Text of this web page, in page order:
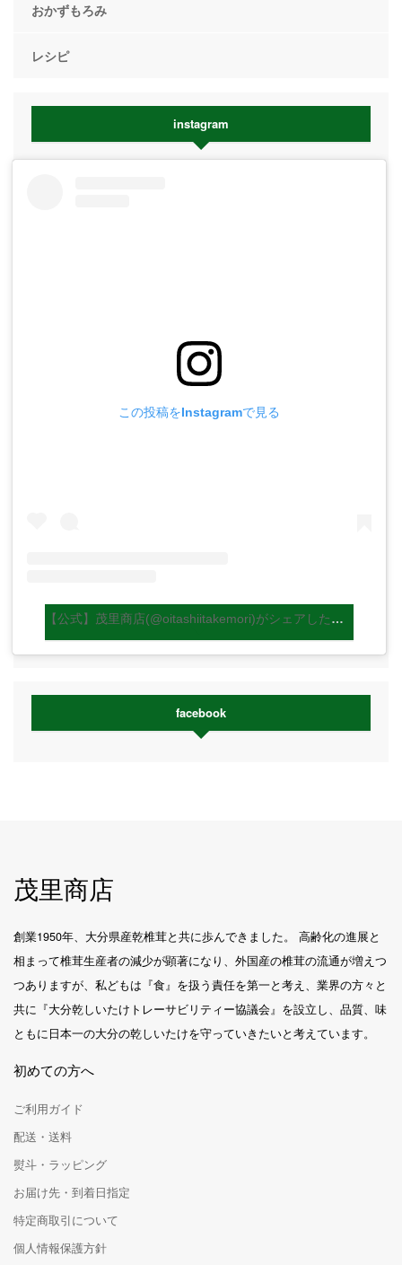
おかずもろみ
レシピ
instagram
この投稿をInstagramで見る
【公式】茂里商店(@oitashiitakemori)がシェアした投稿
facebook
茂里商店
創業1950年、大分県産乾椎茸と共に歩んできました。 高齢化の進展と
相まって椎茸生産者の減少が顕著になり、外国産の椎茸の流通が増えつ
つありますが、私どもは『食』を扱う責任を第一と考え、業界の方々と
共に『大分乾しいたけトレーサビリティー協議会』を設立し、品質、味
ともに日本一の大分の乾しいたけを守っていきたいと考えています。
初めての方へ
ご利用ガイド
配送・送料
熨斗・ラッピング
お届け先・到着日指定
特定商取引について
個人情報保護方針